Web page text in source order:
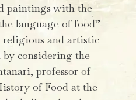
paintings with the
language of food”
and artistic
considering the
professor of
of Food at the